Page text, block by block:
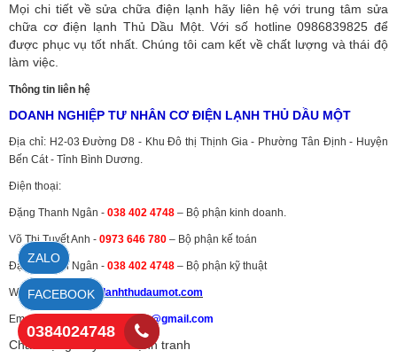
Mọi chi tiết về sửa chữa điện lạnh hãy liên hệ với trung tâm sửa
chữa cơ điện lạnh Thủ Dầu Một. Với số hotline 0986839825 để
được phục vụ tốt nhất. Chúng tôi cam kết về chất lượng và thái độ
làm việc.
Thông tin liên hệ
DOANH NGHIỆP TƯ NHÂN CƠ ĐIỆN LẠNH THỦ DẦU MỘT
Địa chỉ: H2-03 Đường D8 - Khu Đô thị Thịnh Gia - Phường Tân Định - Huyện
Bến Cát - Tỉnh Bình Dương.
Điện thoại:
Đặng Thanh Ngân - 038 402 4748 – Bộ phận kinh doanh.
Võ Thị Tuyết Anh - 0973 646 780 – Bộ phận kế toán
Đặng Thanh Ngân - 038 402 4748 – Bộ phận kỹ thuật
Website:http://dienlanhthudaumot.com
Email: codienlanhthudaumot@gmail.com
Chất lượng - Uy tín - Cạnh tranh
ZALO
FACEBOOK
0384024748